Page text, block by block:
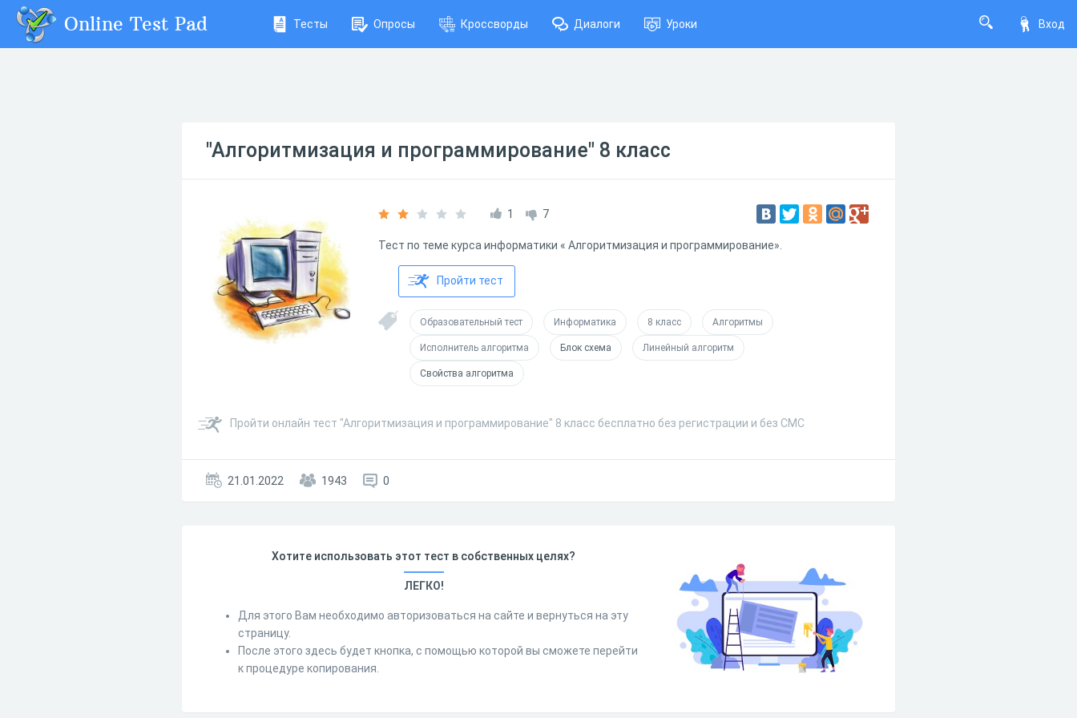
Вход
Online Test Pad Тесты Опросы Кроссворды Диалоги Уроки
"Алгоритмизация и программирование" 8 класс
1 7
Тест по теме курса информатики « Алгоритмизация и программирование».
Пройти тест
Образовательный тест Информатика 8 класс Алгоритмы
Исполнитель алгоритма Блок схема Линейный алгоритм
Свойства алгоритма
Пройти онлайн тест "Алгоритмизация и программирование" 8 класс бесплатно без регистрации и без СМС
21.01.2022 1943 0
Хотите использовать этот тест в собственных целях?
ЛЕГКО!
Для этого Вам необходимо авторизоваться на сайте и вернуться на эту
страницу.
После этого здесь будет кнопка, с помощью которой вы сможете перейти
к процедуре копирования.